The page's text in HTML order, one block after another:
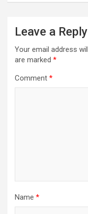
Leave a Reply
Your email address
are marked *
Comment *
Name *